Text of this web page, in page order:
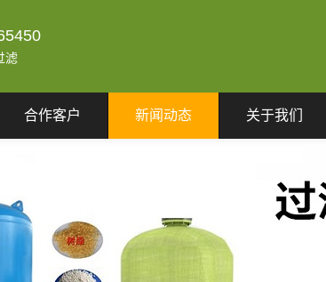
滤
合作客户 新闻动态 关于我们